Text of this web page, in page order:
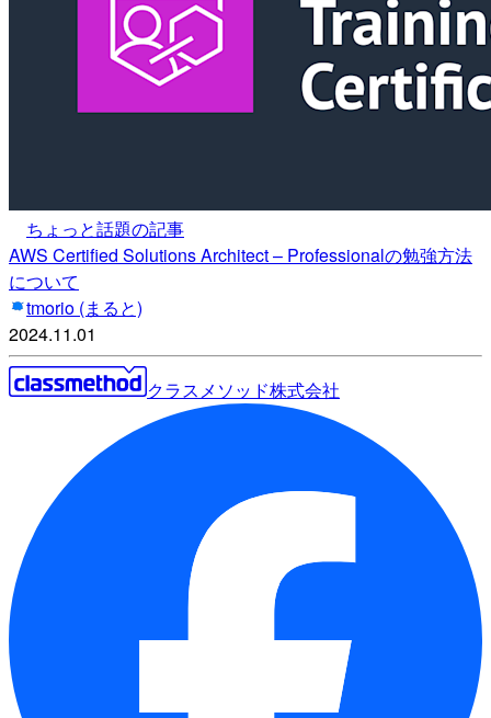
ちょっと話題の記事
AWS Certified Solutions Architect – Professionalの勉強方法
について
tmorio (まると)
2024.11.01
クラスメソッド株式会社